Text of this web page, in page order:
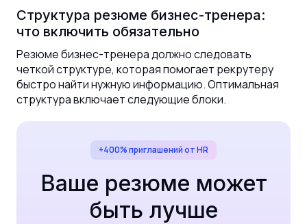
Структура резюме бизнес-тренера:
что включить обязательно
Резюме бизнес-тренера должно следовать
четкой структуре, которая помогает рекрутеру
быстро найти нужную информацию. Оптимальная
структура включает следующие блоки.
+400% приглашений от HR
Ваше резюме может
быть лучше